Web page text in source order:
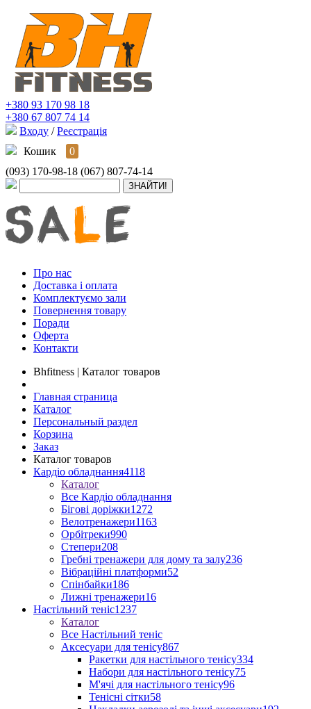
+380 93 170 98 18
+380 67 807 74 14
Входу / Реєстрація
Кошик
0
(093) 170-98-18 (067) 807-74-14
Про нас
Доставка і оплата
Комплектуємо зали
Повернення товару
Поради
Оферта
Контакти
Bhfitness | Каталог товаров
Главная страница
Каталог
Персональный раздел
Корзина
Заказ
Каталог товаров
Кардіо обладнання4118
Каталог
Все Кардіо обладнання
Бігові доріжки1272
Велотренажери1163
Орбітреки990
Степери208
Гребні тренажери для дому та залу236
Вібраційні платформи52
Спінбайки186
Лижні тренажери16
Настільний теніс1237
Каталог
Все Настільний теніс
Аксесуари для тенісу867
Ракетки для настільного тенісу334
Набори для настільного тенісу75
М'ячі для настільного тенісу96
Тенісні сітки58